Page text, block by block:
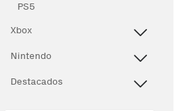
PS5
Xbox
Nintendo
Destacados